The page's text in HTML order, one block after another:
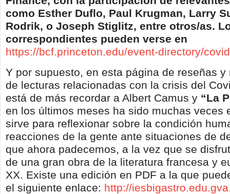
como Esther Duflo, Paul Krugman, Larry
Rodrik, o Joseph Stiglitz, entre otros/as.
correspondientes pueden verse en
https://bcf.princeton.edu/event-directory/
Y por supuesto, en esta página de reseñas y
de lecturas relacionadas con la crisis del
está de más recordar a Albert Camus y “La
en los últimos meses ha sido muchas veces
sirve para reflexionar sobre la condición
reacciones de la gente ante situaciones de
que ahora padecemos, a la vez que se
de una gran obra de la literatura francesa y
XX. Existe una edición en PDF a la que
el siguiente enlace: http://